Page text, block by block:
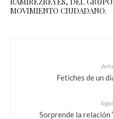
MOVIMIENTO CIUDADANO.
Fetiches de un
Sorprende la relación